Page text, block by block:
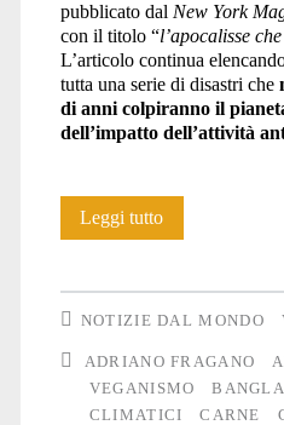
pubblicato dal New York
con il titolo “l’apocalisse
L’articolo continua
tutta una serie di disastri che
di anni colpiranno il
dell’impatto dell’attività
Leggi tuttoIl
Natura
NOTIZIE DAL MONDO
ADRIANO FRAGANO
VEGANISMO
CLIMATICI
CARNE